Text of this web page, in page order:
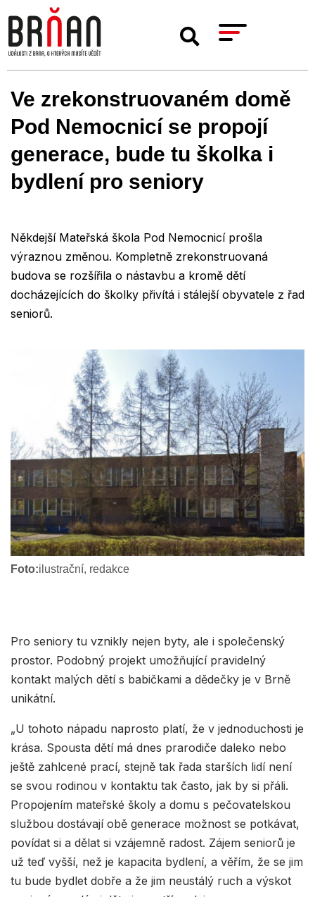
Ve zrekonstruovaném domě
Pod Nemocnicí se propojí
generace, bude tu školka i
bydlení pro seniory
Někdejší Mateřská škola Pod Nemocnicí prošla
výraznou změnou. Kompletně zrekonstruovaná
budova se rozšířila o nástavbu a kromě dětí
docházejících do školky přivítá i stálejší obyvatele z řad
seniorů.
Foto:ilustrační, redakce
Pro seniory tu vznikly nejen byty, ale i společenský
prostor. Podobný projekt umožňující pravidelný
kontakt malých dětí s babičkami a dědečky je v Brně
unikátní.
„U tohoto nápadu naprosto platí, že v jednoduchosti je
krása. Spousta dětí má dnes prarodiče daleko nebo
ještě zahlcené prací, stejně tak řada starších lidí není
se svou rodinou v kontaktu tak často, jak by si přáli.
Propojením mateřské školy a domu s pečovatelskou
službou dostávají obě generace možnost se potkávat,
povídat si a dělat si vzájemně radost. Zájem seniorů je
už teď vyšší, než je kapacita bydlení, a věřím, že se jim
tu bude bydlet dobře a že jim neustálý ruch a výskot